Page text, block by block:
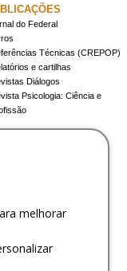
do Federal
Técnicas (CREPOP)
e cartilhas
Diálogos
Psicologia: Ciência e
pelo CFP
e Patrocínio
melhorar